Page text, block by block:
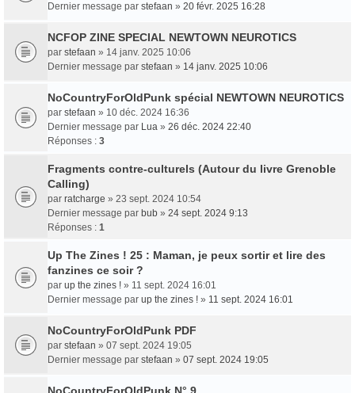
Dernier message par stefaan » 20 févr. 2025 16:28
NCFOP ZINE SPECIAL NEWTOWN NEUROTICS
par stefaan » 14 janv. 2025 10:06
Dernier message par stefaan » 14 janv. 2025 10:06
NoCountryForOldPunk spécial NEWTOWN NEUROTICS
par stefaan » 10 déc. 2024 16:36
Dernier message par Lua » 26 déc. 2024 22:40
Réponses : 3
Fragments contre-culturels (Autour du livre Grenoble
Calling)
par ratcharge » 23 sept. 2024 10:54
Dernier message par bub » 24 sept. 2024 9:13
Réponses : 1
Up The Zines ! 25 : Maman, je peux sortir et lire des
fanzines ce soir ?
par up the zines ! » 11 sept. 2024 16:01
Dernier message par up the zines ! » 11 sept. 2024 16:01
NoCountryForOldPunk PDF
par stefaan » 07 sept. 2024 19:05
Dernier message par stefaan » 07 sept. 2024 19:05